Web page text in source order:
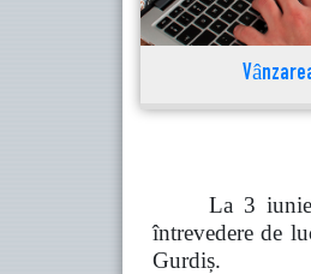
La 3
întrevedere de
Gurdiș.